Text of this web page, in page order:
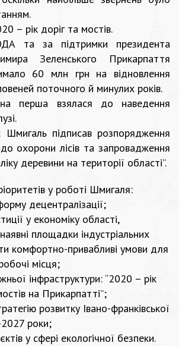
– рік доріг та мостів.
та за підтримки президента
Зеленського Прикарпаття
60 млн грн на відновлення
поточного й минулих років.
перша взялася до наведення
Шмигаль підписав розпорядження
охорони лісів та запровадження
деревини на території області”.
у роботі Шмигаля:
децентралізації;
у економіку області,
площадки індустріальних
комфортно-привабливі умови для
місця;
інфраструктури: “2020 – рік
на Прикарпатті”;
розвитку Івано-франківської
роки;
у сфері екологічної безпеки.